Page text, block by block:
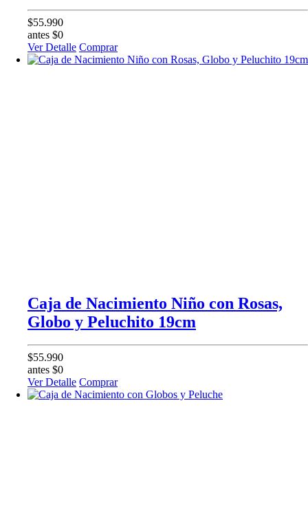
$55.990
antes $0
Ver Detalle Comprar
Caja de Nacimiento Niño con Rosas,
Globo y Peluchito 19cm
$55.990
antes $0
Ver Detalle Comprar